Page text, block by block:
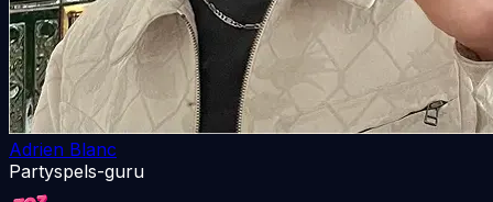
Adrien Blanc
Partyspels-guru